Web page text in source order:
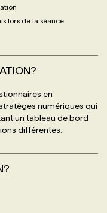
lors de la séance
en
numériques qui
un tableau de bord
différentes.